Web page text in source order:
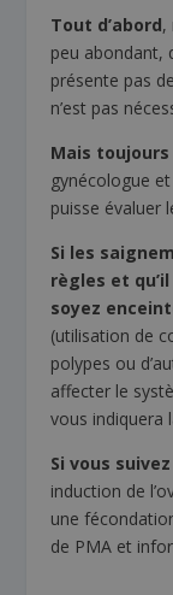
Tout d’abord,
peu abondant,
présente pas
n’est pas
Mais
gynécologue
puisse évaluer
Si les
règles et
soyez
(utilisation de
polypes ou
affecter le
vous indiquera
Si vous
induction de
une
de PMA et